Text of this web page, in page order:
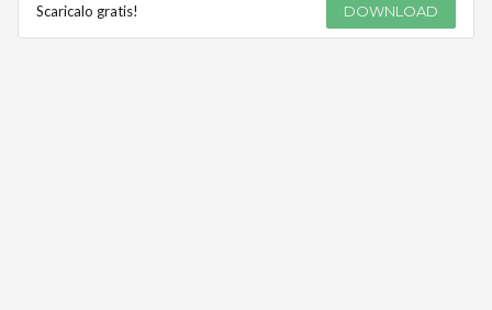
Scaricalo gratis! DOWNLOAD